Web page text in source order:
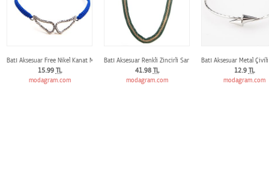
Batı Aksesuar Free Nikel Kanat Modeli Figürlü Örgü Bileklik
15.99 TL
modagram.com
Batı Aksesuar Renkli Zincirli Sarı Aksamlı Uzun Kolye
41.98 TL
modagram.com
Batı Aksesuar Metal
12.9 TL
modagram.com